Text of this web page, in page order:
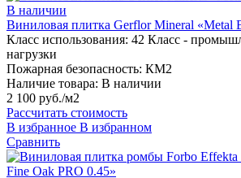
В наличии
Виниловая плитка Gerflor Mineral «Metal
Класс использования: 42 Класс -
нагрузки
Пожарная безопасность: КМ2
Наличие товара: В наличии
2 100 руб./м2
Рассчитать стоимость
В избранное В избранном
Сравнить